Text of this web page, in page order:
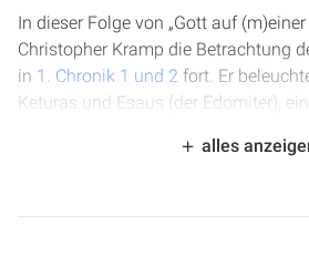
In dieser Folge von „Gott auf (m)einer
Christopher Kramp die Betrachtung
in 1. Chronik 1 und 2 fort. Er
Keturas und Esaus (der Edomiter),
Hauptfokus liegt jedoch auf den
alles